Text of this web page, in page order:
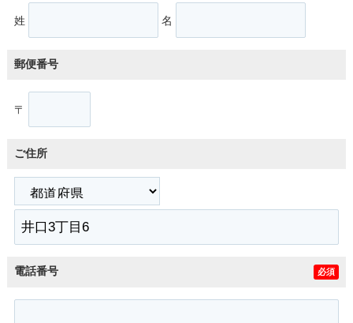
姓 名
郵便番号
〒
ご住所
電話番号 必須